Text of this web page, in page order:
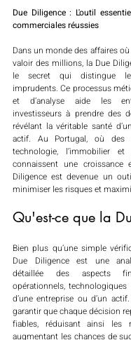
Due Diligence : L'outil
commerciales réussies
Dans un monde des affaires
valoir des millions, la Due
le secret qui distingue
imprudents. Ce processus
et d’analyse aide les
investisseurs à prendre des
révélant la véritable santé
actif. Au Portugal, où des
technologie, l’immobilier
connaissent une croissance
Diligence est devenue un
minimiser les risques et
Qu'est-ce que la
Bien plus qu’une simple
Due Diligence est une
détaillée des aspects
opérationnels,
d’une entreprise ou d’un
garantir que chaque décision
fiables, réduisant ainsi les
augmentant les chances de